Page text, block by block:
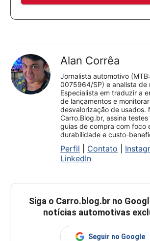
Alan Corrêa
Jornalista automotivo (MTB:
0075964/SP) e analista de
Especialista em traduzir a
de lançamentos e
desvalorização de usados.
Carro.Blog.br, assina
guias de compra com foco
durabilidade e custo-
Perfil Contato
LinkedIn
Siga o Carro.blog.br no
notícias automotivas
Seguir no Google